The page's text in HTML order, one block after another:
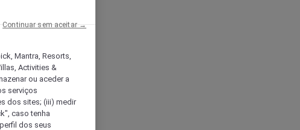
Mantra, Resorts,
Activities &
ou aceder a
serviços
dos sites; (iii) medir
caso tenha
dos seus
Continuar sem aceitar →